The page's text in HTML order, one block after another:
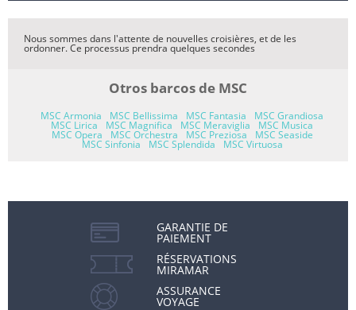
Nous sommes dans l'attente de nouvelles croisières, et de les
ordonner. Ce processus prendra quelques secondes
Otros barcos de MSC
MSC Armonia MSC Bellissima MSC Fantasia MSC Grandiosa
MSC Lirica MSC Magnifica MSC Meraviglia MSC Musica
MSC Opera MSC Orchestra MSC Preziosa MSC Seaside
MSC Sinfonia MSC Splendida MSC Virtuosa
GARANTIE DE
PAIEMENT
RÉSERVATIONS
MIRAMAR
ASSURANCE
VOYAGE